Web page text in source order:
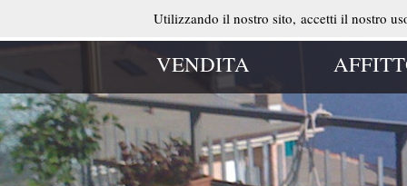
Utilizzando il nostro sito, accetti il nostro
HOME| AGENZIA|CONTATTI
VENDITA